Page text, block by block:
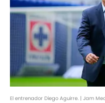
El entrenador Diego Aguirre. | Jam